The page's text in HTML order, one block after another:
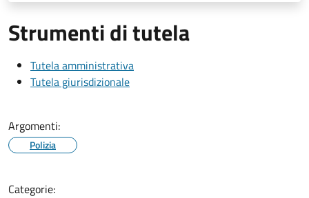
Strumenti di tutela
Tutela amministrativa
Tutela giurisdizionale
Argomenti:
Polizia
Categorie: